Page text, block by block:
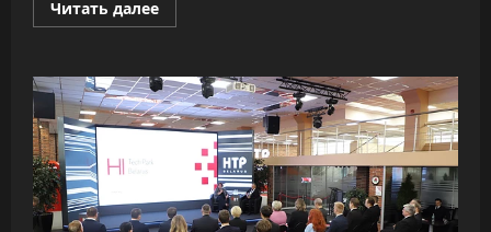
Читать далееПрочитать
больше
ИИ
почти
удвоил
скорость
разработки
софта,
обрушив
качество